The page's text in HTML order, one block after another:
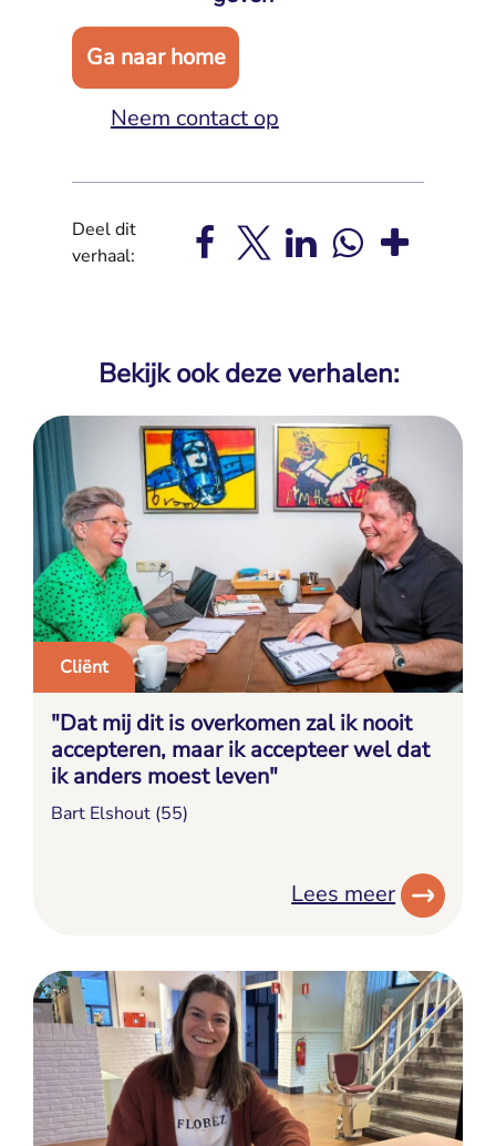
Ga naar home
Neem contact op
Deel dit
verhaal:
Bekijk ook deze verhalen:
Cliënt
"Dat mij dit is overkomen zal ik nooit
accepteren, maar ik accepteer wel dat
ik anders moest leven"
Bart Elshout (55)
Lees meer